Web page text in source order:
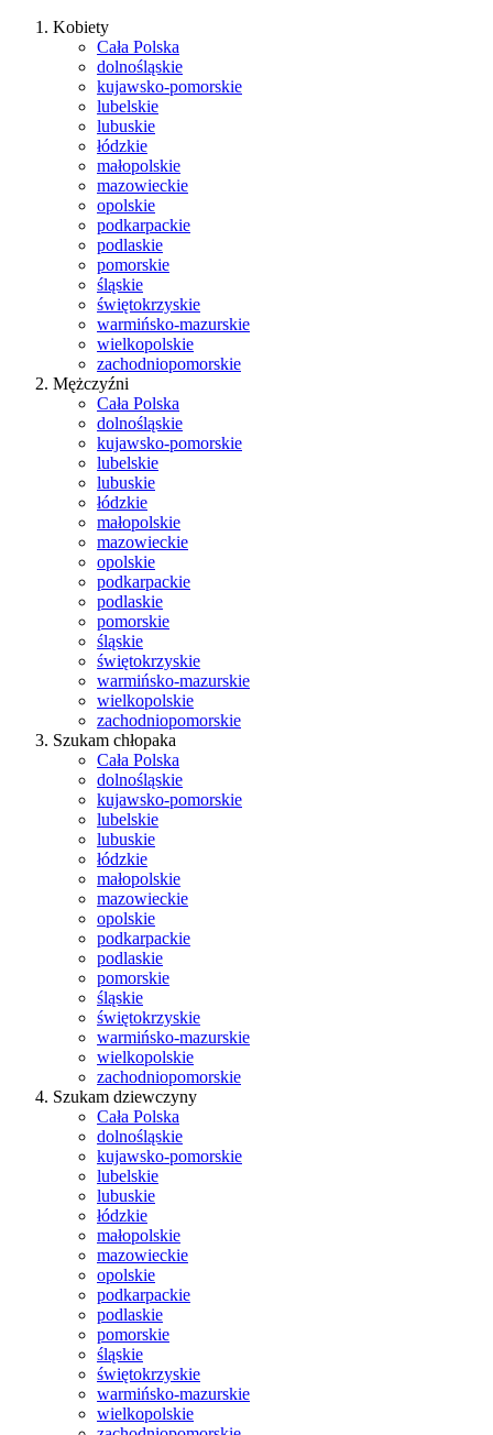
Kobiety
Cała Polska
dolnośląskie
kujawsko-pomorskie
lubelskie
lubuskie
łódzkie
małopolskie
mazowieckie
opolskie
podkarpackie
podlaskie
pomorskie
śląskie
świętokrzyskie
warmińsko-mazurskie
wielkopolskie
zachodniopomorskie
Mężczyźni
Cała Polska
dolnośląskie
kujawsko-pomorskie
lubelskie
lubuskie
łódzkie
małopolskie
mazowieckie
opolskie
podkarpackie
podlaskie
pomorskie
śląskie
świętokrzyskie
warmińsko-mazurskie
wielkopolskie
zachodniopomorskie
Szukam chłopaka
Cała Polska
dolnośląskie
kujawsko-pomorskie
lubelskie
lubuskie
łódzkie
małopolskie
mazowieckie
opolskie
podkarpackie
podlaskie
pomorskie
śląskie
świętokrzyskie
warmińsko-mazurskie
wielkopolskie
zachodniopomorskie
Szukam dziewczyny
Cała Polska
dolnośląskie
kujawsko-pomorskie
lubelskie
lubuskie
łódzkie
małopolskie
mazowieckie
opolskie
podkarpackie
podlaskie
pomorskie
śląskie
świętokrzyskie
warmińsko-mazurskie
wielkopolskie